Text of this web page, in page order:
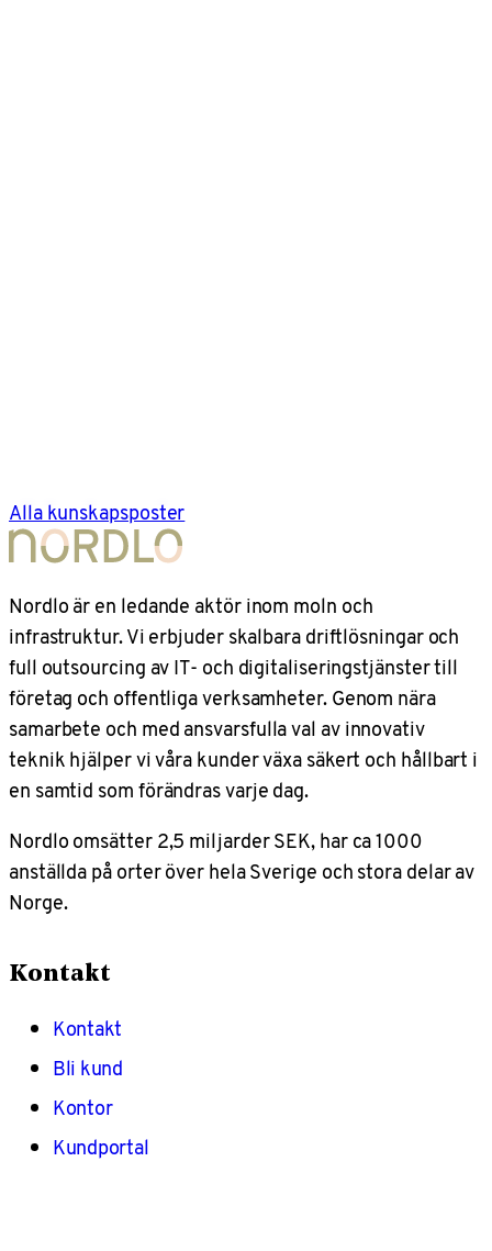
Alla kunskapsposter
Nordlo är en ledande aktör inom moln och
infrastruktur. Vi erbjuder skalbara driftlösningar och
full outsourcing av IT- och digitaliseringstjänster till
företag och offentliga verksamheter. Genom nära
samarbete och med ansvarsfulla val av innovativ
teknik hjälper vi våra kunder växa säkert och hållbart i
en samtid som förändras varje dag.
Nordlo omsätter 2,5 miljarder SEK, har ca 1000
anställda på orter över hela Sverige och stora delar av
Norge.
Kontakt
Kontakt
Bli kund
Kontor
Kundportal